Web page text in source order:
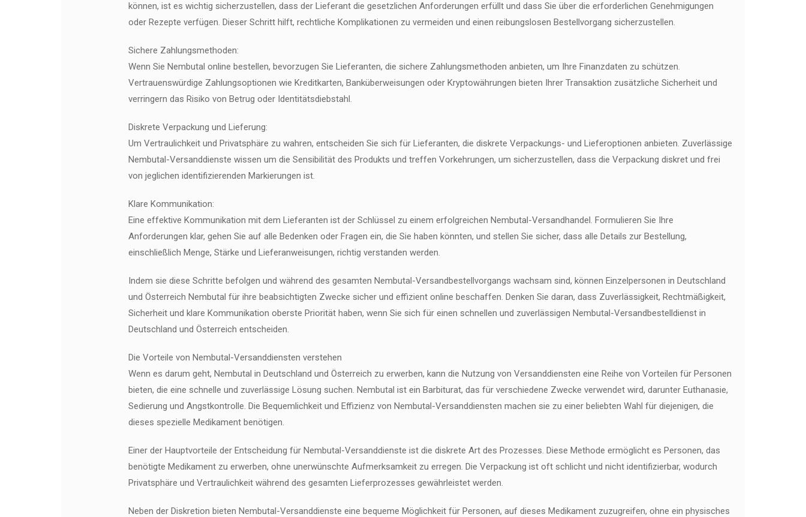
können, ist es wichtig sicherzustellen, dass der Lieferant die gesetzlichen Anforderungen erfüllt und dass Sie über die erforderlichen Genehmigungen
oder Rezepte verfügen. Dieser Schritt hilft, rechtliche Komplikationen zu vermeiden und einen reibungslosen Bestellvorgang sicherzustellen.
Sichere Zahlungsmethoden:
Wenn Sie Nembutal online bestellen, bevorzugen Sie Lieferanten, die sichere Zahlungsmethoden anbieten, um Ihre Finanzdaten zu schützen.
Vertrauenswürdige Zahlungsoptionen wie Kreditkarten, Banküberweisungen oder Kryptowährungen bieten Ihrer Transaktion zusätzliche Sicherheit und
verringern das Risiko von Betrug oder Identitätsdiebstahl.
Diskrete Verpackung und Lieferung:
Um Vertraulichkeit und Privatsphäre zu wahren, entscheiden Sie sich für Lieferanten, die diskrete Verpackungs- und Lieferoptionen anbieten. Zuverlässige
Nembutal-Versanddienste wissen um die Sensibilität des Produkts und treffen Vorkehrungen, um sicherzustellen, dass die Verpackung diskret und frei
von jeglichen identifizierenden Markierungen ist.
Klare Kommunikation:
Eine effektive Kommunikation mit dem Lieferanten ist der Schlüssel zu einem erfolgreichen Nembutal-Versandhandel. Formulieren Sie Ihre
Anforderungen klar, gehen Sie auf alle Bedenken oder Fragen ein, die Sie haben könnten, und stellen Sie sicher, dass alle Details zur Bestellung,
einschließlich Menge, Stärke und Lieferanweisungen, richtig verstanden werden.
Indem sie diese Schritte befolgen und während des gesamten Nembutal-Versandbestellvorgangs wachsam sind, können Einzelpersonen in Deutschland
und Österreich Nembutal für ihre beabsichtigten Zwecke sicher und effizient online beschaffen. Denken Sie daran, dass Zuverlässigkeit, Rechtmäßigkeit,
Sicherheit und klare Kommunikation oberste Priorität haben, wenn Sie sich für einen schnellen und zuverlässigen Nembutal-Versandbestelldienst in
Deutschland und Österreich entscheiden.
Die Vorteile von Nembutal-Versanddiensten verstehen
Wenn es darum geht, Nembutal in Deutschland und Österreich zu erwerben, kann die Nutzung von Versanddiensten eine Reihe von Vorteilen für Personen
bieten, die eine schnelle und zuverlässige Lösung suchen. Nembutal ist ein Barbiturat, das für verschiedene Zwecke verwendet wird, darunter Euthanasie,
Sedierung und Angstkontrolle. Die Bequemlichkeit und Effizienz von Nembutal-Versanddiensten machen sie zu einer beliebten Wahl für diejenigen, die
dieses spezielle Medikament benötigen.
Einer der Hauptvorteile der Entscheidung für Nembutal-Versanddienste ist die diskrete Art des Prozesses. Diese Methode ermöglicht es Personen, das
benötigte Medikament zu erwerben, ohne unerwünschte Aufmerksamkeit zu erregen. Die Verpackung ist oft schlicht und nicht identifizierbar, wodurch
Privatsphäre und Vertraulichkeit während des gesamten Lieferprozesses gewährleistet werden.
Neben der Diskretion bieten Nembutal-Versanddienste eine bequeme Möglichkeit für Personen, auf dieses Medikament zuzugreifen, ohne ein physisches